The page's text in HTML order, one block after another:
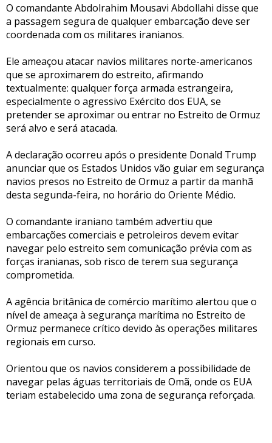
O comandante Abdolrahim Mousavi Abdollahi disse que
a passagem segura de qualquer embarcação deve ser
coordenada com os militares iranianos.
Ele ameaçou atacar navios militares norte-americanos
que se aproximarem do estreito, afirmando
textualmente: qualquer força armada estrangeira,
especialmente o agressivo Exército dos EUA, se
pretender se aproximar ou entrar no Estreito de Ormuz
será alvo e será atacada.
A declaração ocorreu após o presidente Donald Trump
anunciar que os Estados Unidos vão guiar em segurança
navios presos no Estreito de Ormuz a partir da manhã
desta segunda-feira, no horário do Oriente Médio.
O comandante iraniano também advertiu que
embarcações comerciais e petroleiros devem evitar
navegar pelo estreito sem comunicação prévia com as
forças iranianas, sob risco de terem sua segurança
comprometida.
A agência britânica de comércio marítimo alertou que o
nível de ameaça à segurança marítima no Estreito de
Ormuz permanece crítico devido às operações militares
regionais em curso.
Orientou que os navios considerem a possibilidade de
navegar pelas águas territoriais de Omã, onde os EUA
teriam estabelecido uma zona de segurança reforçada.